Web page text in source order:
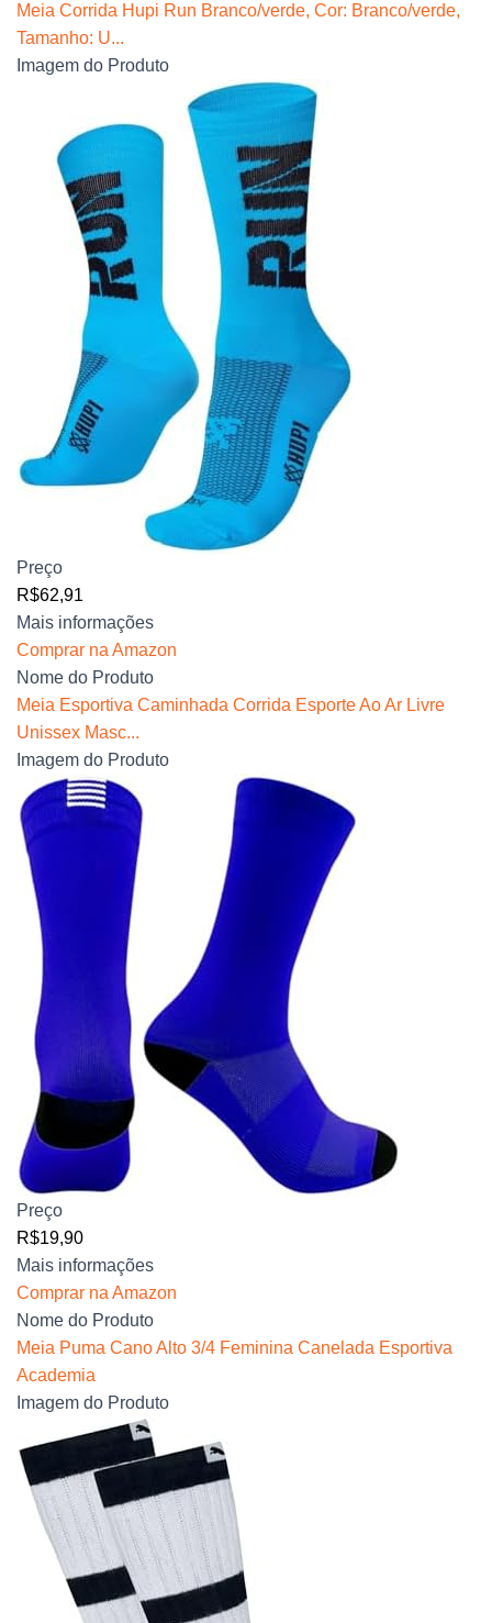
Meia Corrida Hupi Run Branco/verde, Cor: Branco/verde,
Tamanho: U...
Imagem do Produto
Preço
R$62,91
Mais informações
Comprar na Amazon
Nome do Produto
Meia Esportiva Caminhada Corrida Esporte Ao Ar Livre
Unissex Masc...
Imagem do Produto
Preço
R$19,90
Mais informações
Comprar na Amazon
Nome do Produto
Meia Puma Cano Alto 3/4 Feminina Canelada Esportiva
Academia
Imagem do Produto